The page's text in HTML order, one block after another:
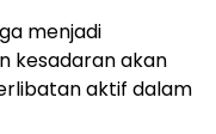
menjadi
kesadaran akan
aktif dalam